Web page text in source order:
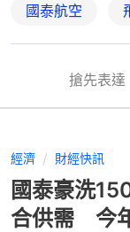
國泰航空
搶先表達
經濟 財經快訊
國泰豪洗
合供需 今